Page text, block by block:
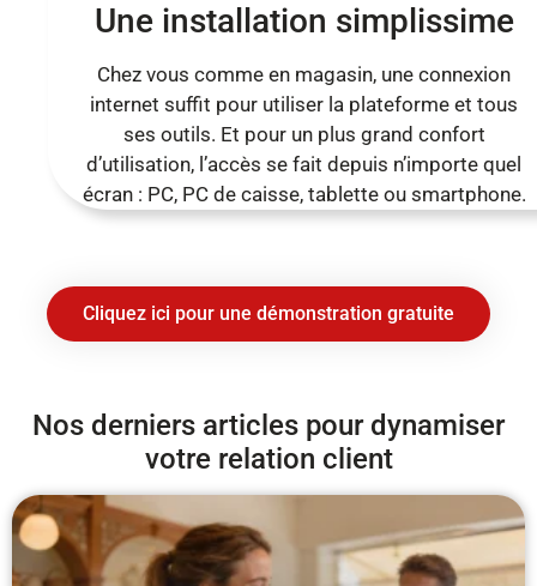
Une installation simplissime
Chez vous comme en magasin, une connexion
internet suffit pour utiliser la plateforme et tous
ses outils. Et pour un plus grand confort
d’utilisation, l’accès se fait depuis n’importe quel
écran : PC, PC de caisse, tablette ou smartphone.
Cliquez ici pour une démonstration gratuite
Nos derniers articles pour dynamiser
votre relation client